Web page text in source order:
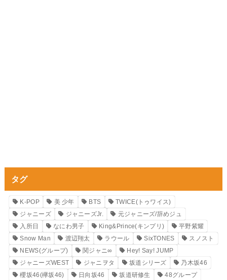
タグ
K-POP 美 少年 BTS
TWICE(トゥワイス)
ジャニーズ
ジャニーズJr.
元ジャニーズ/辞めジュ
入所日
なにわ男子 King&Prince(キンプリ)
平野紫耀
Snow Man
渡辺翔太 ラウール SixTONES
スノスト
NEWS(グループ)
関ジャニ∞
Hey! Say! JUMP
ジャニーズWEST
ジャニヲタ 坂道シリーズ
乃木坂46
櫻坂46(欅坂46)
日向坂46 坂道研修生 48グループ